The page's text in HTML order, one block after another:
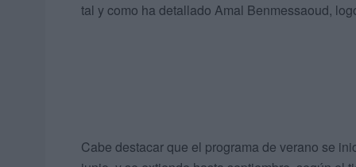
tal y como ha detallado Amal Benmessaoud,
Cabe destacar que el programa de verano se